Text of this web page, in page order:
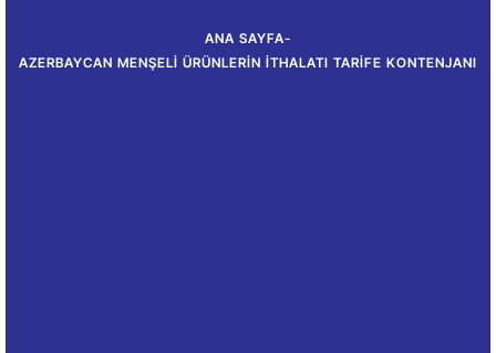
ANA SAYFA-
AZERBAYCAN MENŞELI ÜRÜNLERIN İTHALATI TARIFE KONTENJANI